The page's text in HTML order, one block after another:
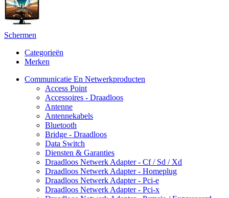
Schermen
Categorieën
Merken
Communicatie En Netwerkproducten
Access Point
Accessoires - Draadloos
Antenne
Antennekabels
Bluetooth
Bridge - Draadloos
Data Switch
Diensten & Garanties
Draadloos Netwerk Adapter - Cf / Sd / Xd
Draadloos Netwerk Adapter - Homeplug
Draadloos Netwerk Adapter - Pci-e
Draadloos Netwerk Adapter - Pci-x